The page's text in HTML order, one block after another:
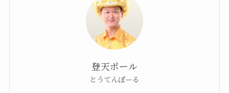
登天ポール
とうてんぽーる